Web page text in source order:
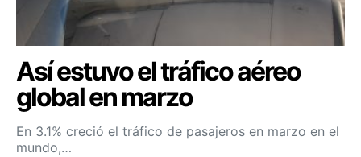
Así estuvo el tráfico aéreo
global en marzo
En 3.1% creció el tráfico de pasajeros en marzo en el
mundo,…